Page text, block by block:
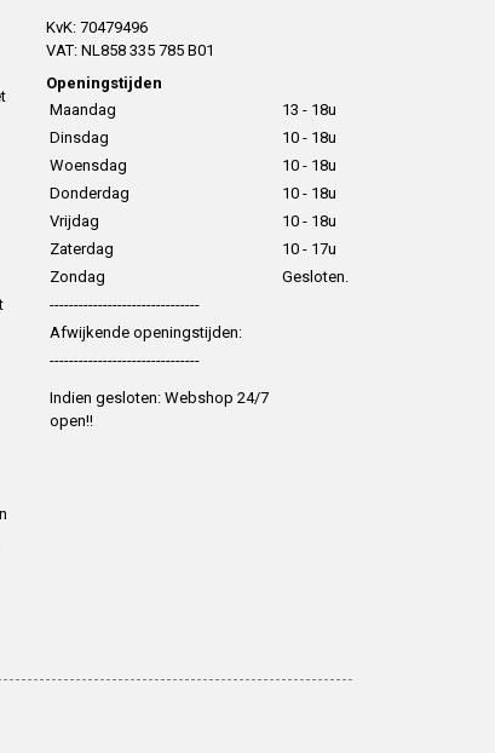
KvK: 70479496
VAT: NL858 335 785 B01
Openingstijden
Maandag
13 - 18u
Dinsdag
10 - 18u
Woensdag
10 - 18u
Donderdag
10 - 18u
Vrijdag
10 - 18u
Zaterdag
10 - 17u
Zondag
Gesloten.
-------------------------------
Afwijkende openingstijden:
-------------------------------
Indien gesloten: Webshop 24/7
open!!